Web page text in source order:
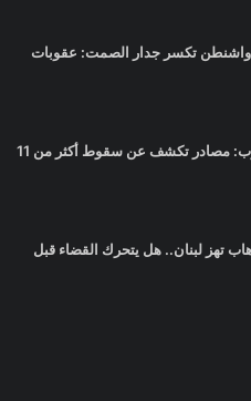
واشنطن تكسر جدار الصمت: عقوبات
مجزرة في الجنوب: مصادر تكشف عن سقوط أكثر من 11
تهز لبنان.. هل يتحرك القضاء قبل